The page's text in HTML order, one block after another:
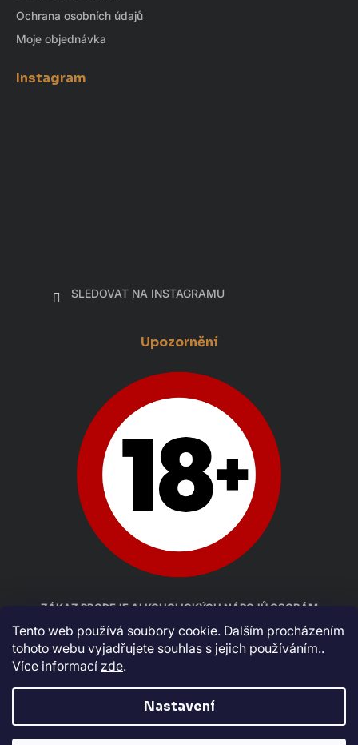
Tento web používá soubory cookie. Dalším procházením
tohoto webu vyjadřujete souhlas s jejich používáním..
Více informací zde.
Nastavení
Ochrana osobních údajů
Moje objednávka
Instagram
SLEDOVAT NA INSTAGRAMU
Upozornění
ZÁKAZ PRODEJE ALKOHOLICKÝCH NÁPOJŮ OSOBÁM